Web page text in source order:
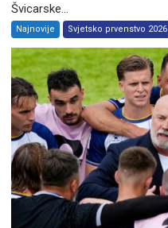
Švicarske...
Najnovije Svjetsko prvenstvo 2026